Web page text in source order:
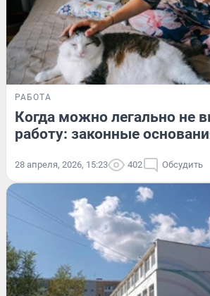
РАБОТА
Когда можно легально не
работу: законные
28 апреля, 2026, 15:23 402 Обсудить